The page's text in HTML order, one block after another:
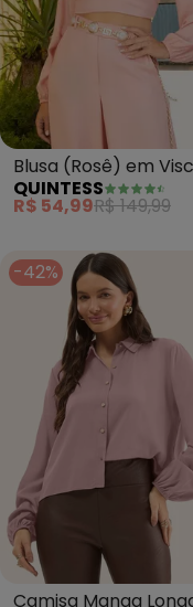
Blusa (Rosê) em
Plana Sarjada
QUINTESS
R$ 54,99R$ 149,99
-42%
Camisa Manga